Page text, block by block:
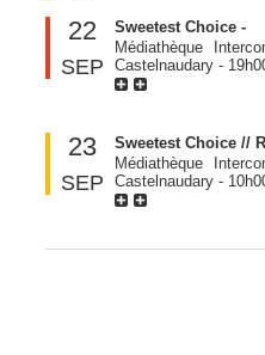
22
SEP
Sweetest Choice -
Médiathèque
Castelnaudary -
23
SEP
Sweetest Choice //
Médiathèque
Castelnaudary -